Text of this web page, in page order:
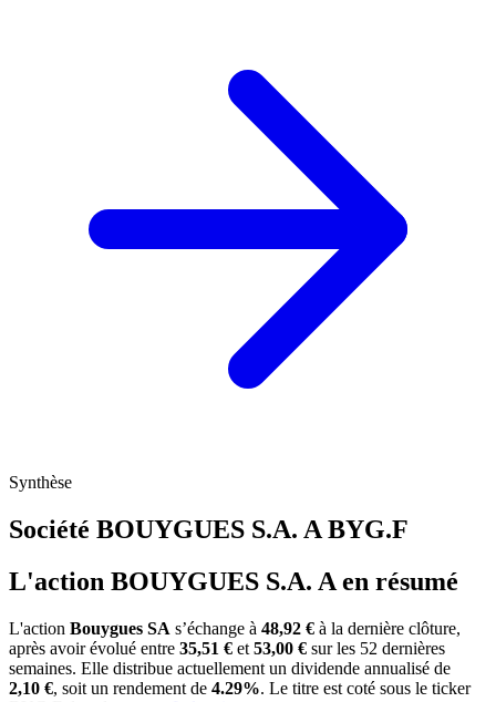
Synthèse
Société BOUYGUES S.A. A BYG.F
L'action BOUYGUES S.A. A en résumé
L'action Bouygues SA s’échange à 48,92 € à la dernière clôture,
après avoir évolué entre 35,51 € et 53,00 € sur les 52 dernières
semaines. Elle distribue actuellement un dividende annualisé de
2,10 €, soit un rendement de 4.29%. Le titre est coté sous le ticker